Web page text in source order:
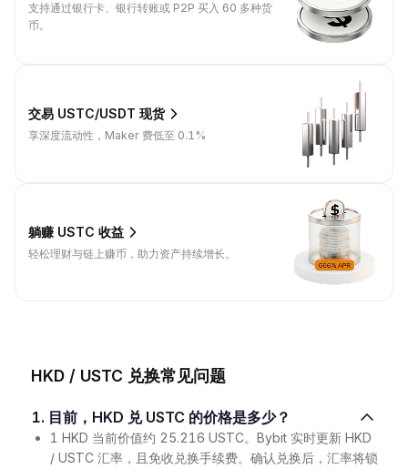
支持通过银行卡、银行转账或 P2P 买入 60 多种货
币。
交易 USTC/USDT 现货
享深度流动性，Maker 费低至 0.1%
躺赚 USTC 收益
轻松理财与链上赚币，助力资产持续增长。
HKD / USTC 兑换常见问题
1. 目前，HKD 兑 USTC 的价格是多少？
1 HKD 当前价值约 25.216 USTC。Bybit 实时更新 HKD
/ USTC 汇率，且免收兑换手续费。确认兑换后，汇率将锁